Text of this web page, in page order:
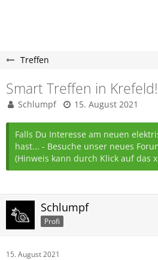
Treffen
Smart Treffen in Krefeld!
Schlumpf 15. August 2021
Falls Du Interesse am neuen
hast... - Besuche unser neues
(Hinweis kann durch Klick auf das
Schlumpf
Profi
15. August 2021